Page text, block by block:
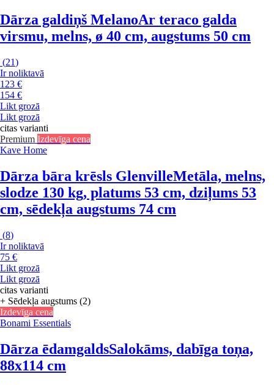
Dārza galdiņš MelanoAr teraco galda
virsmu, melns, ø 40 cm, augstums 50 cm
(21)
Ir noliktavā
123 €
154 €
Likt grozā
Likt grozā
citas varianti
Premium Izdevīga cena
Kave Home
Dārza bāra krēsls GlenvilleMetāla, melns,
slodze 130 kg, platums 53 cm, dziļums 53
cm, sēdekļa augstums 74 cm
(8)
Ir noliktavā
75 €
Likt grozā
Likt grozā
citas varianti
+ Sēdekļa augstums (2)
Izdevīga cena
Bonami Essentials
Dārza ēdamgaldsSalokāms, dabīga toņa,
88x114 cm